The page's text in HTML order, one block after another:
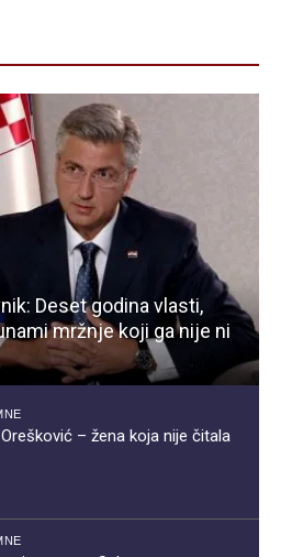
Deset godina vlasti,
mržnje koji ga nije ni
– žena koja nije čitala